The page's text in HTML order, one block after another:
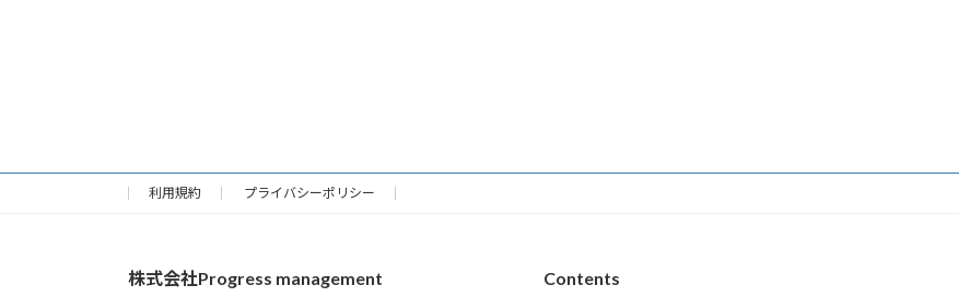
利用規約 プライバシーポリシー
株式会社Progress management Contents